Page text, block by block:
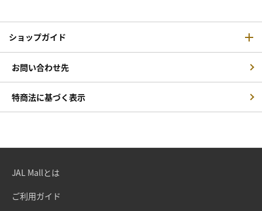
ショップガイド
お問い合わせ先
特商法に基づく表示
JAL Mallとは
ご利用ガイド